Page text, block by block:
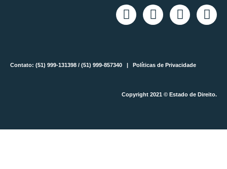
Contato: (51) 999-131398 / (51) 999-857340 | Políticas de Privacidade
Copyright 2021 © Estado de Direito.